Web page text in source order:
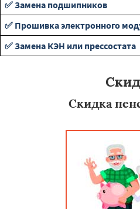
✅ Замена подшипников
✅ Прошивка электронного
✅ Замена КЭН или прессостата
Скидка